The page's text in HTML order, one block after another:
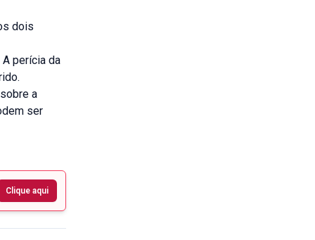
dois
perícia da
a
ser
Clique aqui